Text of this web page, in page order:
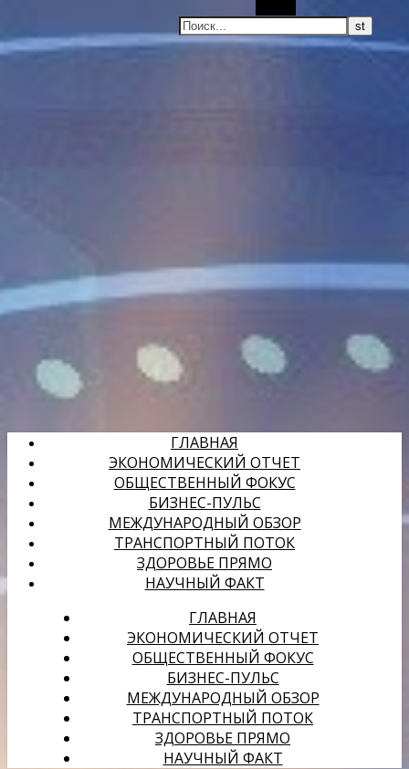
ГЛАВНАЯ
ЭКОНОМИЧЕСКИЙ ОТЧЕТ
ОБЩЕСТВЕННЫЙ ФОКУС
БИЗНЕС-ПУЛЬС
МЕЖДУНАРОДНЫЙ ОБЗОР
ТРАНСПОРТНЫЙ ПОТОК
ЗДОРОВЬЕ ПРЯМО
НАУЧНЫЙ ФАКТ
ГЛАВНАЯ
ЭКОНОМИЧЕСКИЙ ОТЧЕТ
ОБЩЕСТВЕННЫЙ ФОКУС
БИЗНЕС-ПУЛЬС
МЕЖДУНАРОДНЫЙ ОБЗОР
ТРАНСПОРТНЫЙ ПОТОК
ЗДОРОВЬЕ ПРЯМО
НАУЧНЫЙ ФАКТ